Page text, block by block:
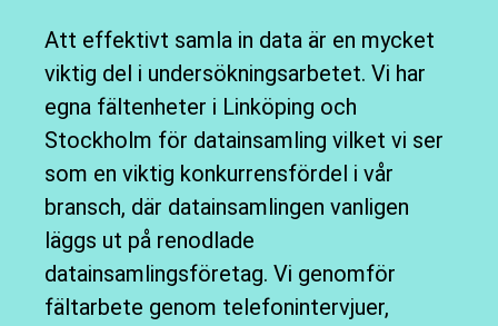
Att effektivt samla in data är en mycket
viktig del i undersökningsarbetet. Vi har
egna fältenheter i Linköping och
Stockholm för datainsamling vilket vi ser
som en viktig konkurrensfördel i vår
bransch, där datainsamlingen vanligen
läggs ut på renodlade
datainsamlingsföretag. Vi genomför
fältarbete genom telefonintervjuer,